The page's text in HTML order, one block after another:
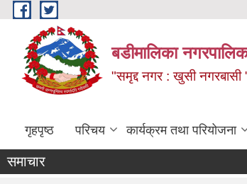
Skip to main content
बडीमालिका
"समृद्द नगर : खुसी नगरबासी
गृहपृष्ठ परिचय कार्यक्रम तथा परियोजना
समाचार